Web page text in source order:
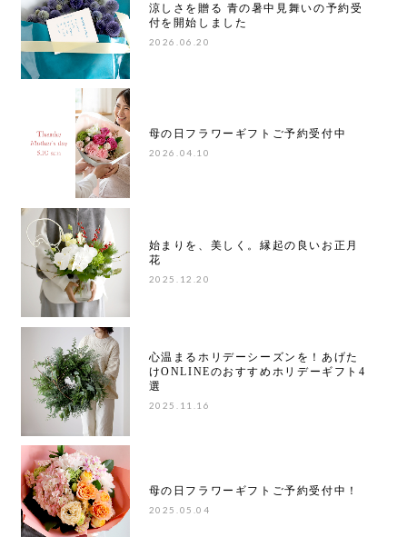
涼しさを贈る 青の暑中見舞いの予約受
付を開始しました
2026.06.20
母の日フラワーギフトご予約受付中
2026.04.10
始まりを、美しく。縁起の良いお正月
花
2025.12.20
心温まるホリデーシーズンを！あげた
けONLINEのおすすめホリデーギフト4
選
2025.11.16
母の日フラワーギフトご予約受付中！
2025.05.04